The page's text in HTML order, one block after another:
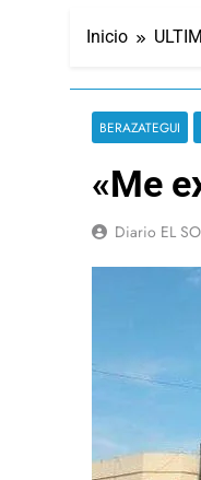
Inicio
BERAZATEGUI
«Me
Diario EL